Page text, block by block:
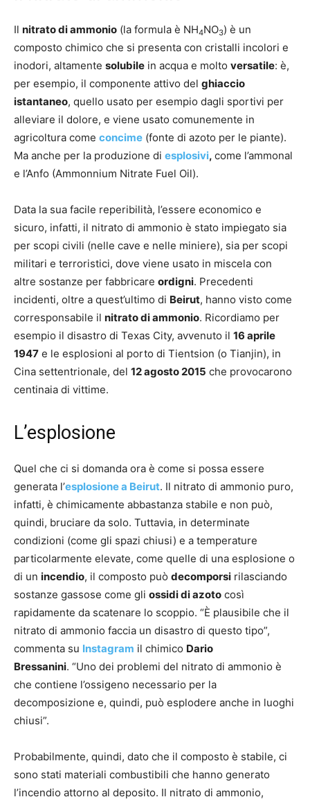
Il nitrato di ammonio (la formula è NH4NO3) è un
composto chimico che si presenta con cristalli incolori e
inodori, altamente solubile in acqua e molto versatile: è,
per esempio, il componente attivo del ghiaccio
istantaneo, quello usato per esempio dagli sportivi per
alleviare il dolore, e viene usato comunemente in
agricoltura come concime (fonte di azoto per le piante).
Ma anche per la produzione di esplosivi, come l’ammonal
e l’Anfo (Ammonnium Nitrate Fuel Oil).
Data la sua facile reperibilità, l’essere economico e
sicuro, infatti, il nitrato di ammonio è stato impiegato sia
per scopi civili (nelle cave e nelle miniere), sia per scopi
militari e terroristici, dove viene usato in miscela con
altre sostanze per fabbricare ordigni. Precedenti
incidenti, oltre a quest’ultimo di Beirut, hanno visto come
corresponsabile il nitrato di ammonio. Ricordiamo per
esempio il disastro di Texas City, avvenuto il 16 aprile
1947 e le esplosioni al porto di Tientsion (o Tianjin), in
Cina settentrionale, del 12 agosto 2015 che provocarono
centinaia di vittime.
L’esplosione
Quel che ci si domanda ora è come si possa essere
generata l’esplosione a Beirut. Il nitrato di ammonio puro,
infatti, è chimicamente abbastanza stabile e non può,
quindi, bruciare da solo. Tuttavia, in determinate
condizioni (come gli spazi chiusi) e a temperature
particolarmente elevate, come quelle di una esplosione o
di un incendio, il composto può decomporsi rilasciando
sostanze gassose come gli ossidi di azoto così
rapidamente da scatenare lo scoppio. “È plausibile che il
nitrato di ammonio faccia un disastro di questo tipo”,
commenta su Instagram il chimico Dario
Bressanini. “Uno dei problemi del nitrato di ammonio è
che contiene l’ossigeno necessario per la
decomposizione e, quindi, può esplodere anche in luoghi
chiusi”.
Probabilmente, quindi, dato che il composto è stabile, ci
sono stati materiali combustibili che hanno generato
l’incendio attorno al deposito. Il nitrato di ammonio,